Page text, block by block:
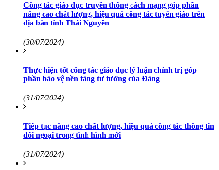
Công tác giáo dục truyền thống cách mạng góp phần
nâng cao chất lượng, hiệu quả công tác tuyên giáo trên
địa bàn tỉnh Thái Nguyên
(30/07/2024)
Thực hiện tốt công tác giáo dục lý luận chính trị góp
phần bảo vệ nền tảng tư tưởng của Đảng
(31/07/2024)
Tiếp tục nâng cao chất lượng, hiệu quả công tác thông tin
đối ngoại trong tình hình mới
(31/07/2024)